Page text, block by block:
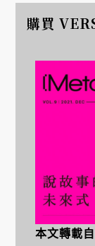
購買
本文轉載